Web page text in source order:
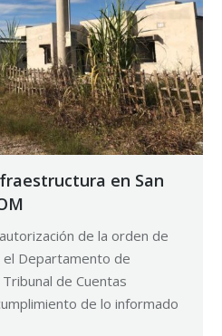
en San
de la orden de
Departamento de
de Cuentas
de lo informado